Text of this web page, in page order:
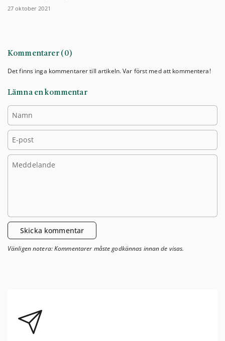
27 oktober 2021
Kommentarer (0)
Det finns inga kommentarer till artikeln. Var först med att kommentera!
Lämna en kommentar
Namn
E-post
Meddelande
Skicka kommentar
Vänligen notera: Kommentarer måste godkännas innan de visas.